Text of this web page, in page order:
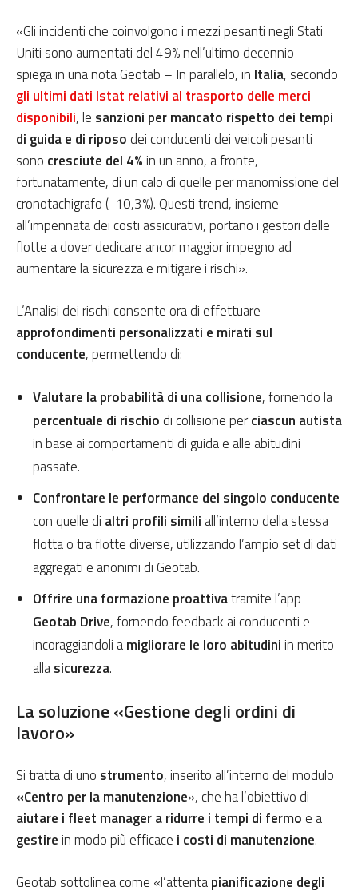
«Gli incidenti che coinvolgono i mezzi pesanti negli Stati
Uniti sono aumentati del 49% nell’ultimo decennio –
spiega in una nota Geotab – In parallelo, in Italia, secondo
gli ultimi dati Istat relativi al trasporto delle merci
disponibili, le sanzioni per mancato rispetto dei tempi
di guida e di riposo dei conducenti dei veicoli pesanti
sono cresciute del 4%in un anno, a fronte,
fortunatamente, di un calo di quelle per manomissione del
cronotachigrafo (-10,3%). Questi trend, insieme
all’impennata dei costi assicurativi, portano i gestori delle
flotte a dover dedicare ancor maggior impegno ad
aumentare la sicurezza e mitigare i rischi».
L’Analisi dei rischi consente ora di effettuare
approfondimenti personalizzati e mirati sul
conducente, permettendo di:
Valutare la probabilità di una collisione, fornendo la
percentuale di rischio di collisione perciascun autista
in base ai comportamenti di guida e alle abitudini
passate.
Confrontare le performance del singolo conducente
con quelle di altri profili simili all’interno della stessa
flotta o tra flotte diverse, utilizzando l’ampio set di dati
aggregati e anonimi di Geotab.
Offrire una formazione proattivatramite l’app
Geotab Drive, fornendo feedback ai conducenti e
incoraggiandoli amigliorare le loro abitudiniin merito
allasicurezza.
La soluzione «Gestione degli ordini di
lavoro»
Si tratta di uno strumento, inserito all’interno del modulo
«Centro per la manutenzione», che ha l’obiettivo di
aiutare i fleet manager a ridurre i tempi di fermo e a
gestirein modo più efficace i costi di manutenzione.
Geotab sottolinea come «l’attentapianificazione degli